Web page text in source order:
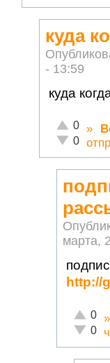
куда
- 13:59
куда
Отлично!
0
0
»
марта,
http://
0
0